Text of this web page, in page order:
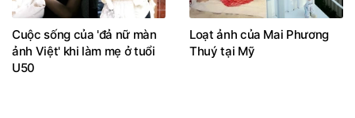
Cuộc sống của 'đả nữ màn
ảnh Việt' khi làm mẹ ở tuổi
U50
Loạt ảnh của Mai Phương
Thuý tại Mỹ